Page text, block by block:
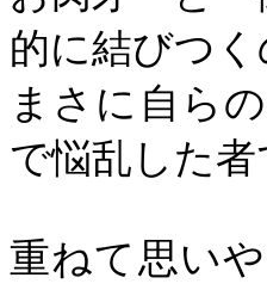
的に結びつく
まさに自ら
で悩乱した者
重ねて思い